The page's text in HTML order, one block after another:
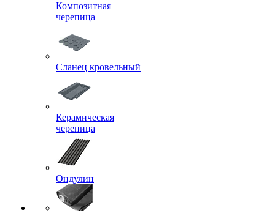
Композитная
черепица
Сланец кровельный
Керамическая
черепица
Ондулин